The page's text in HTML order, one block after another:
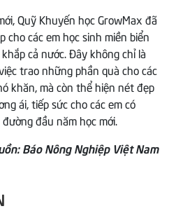
Quỹ Khuyến học GrowMax đã
các em học sinh miền biển
cả nước. Đây không chỉ là
trao những phần quà cho các
khăn, mà còn thể hiện nét đẹp
ái, tiếp sức cho các em có
đầu năm học mới.
Báo Nông Nghiệp Việt Nam